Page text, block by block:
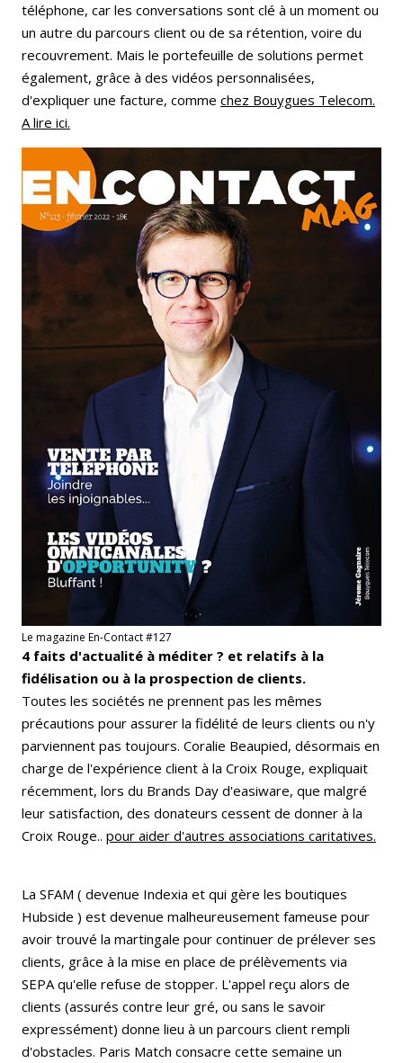
téléphone, car les conversations sont clé à un moment ou
un autre du parcours client ou de sa rétention, voire du
recouvrement. Mais le portefeuille de solutions permet
également, grâce à des vidéos personnalisées,
d'expliquer une facture, comme chez Bouygues Telecom.
A lire ici.
Le magazine En-Contact #127
4 faits d'actualité à méditer ? et relatifs à la
fidélisation ou à la prospection de clients.
Toutes les sociétés ne prennent pas les mêmes
précautions pour assurer la fidélité de leurs clients ou n'y
parviennent pas toujours. Coralie Beaupied, désormais en
charge de l'expérience client à la Croix Rouge, expliquait
récemment, lors du Brands Day d'easiware, que malgré
leur satisfaction, des donateurs cessent de donner à la
Croix Rouge.. pour aider d'autres associations caritatives.
La SFAM ( devenue Indexia et qui gère les boutiques
Hubside ) est devenue malheureusement fameuse pour
avoir trouvé la martingale pour continuer de prélever ses
clients, grâce à la mise en place de prélèvements via
SEPA qu'elle refuse de stopper. L'appel reçu alors de
clients (assurés contre leur gré, ou sans le savoir
expressément) donne lieu à un parcours client rempli
d'obstacles. Paris Match consacre cette semaine un